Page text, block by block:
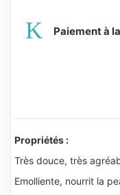
Paiement à
Propriétés :
Très douce, très
Emolliente, nourrit la